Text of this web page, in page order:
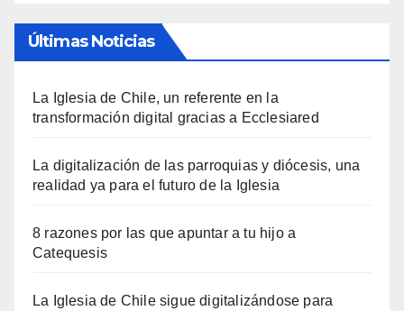
Últimas Noticias
La Iglesia de Chile, un referente en la
transformación digital gracias a Ecclesiared
La digitalización de las parroquias y diócesis, una
realidad ya para el futuro de la Iglesia
8 razones por las que apuntar a tu hijo a
Catequesis
La Iglesia de Chile sigue digitalizándose para